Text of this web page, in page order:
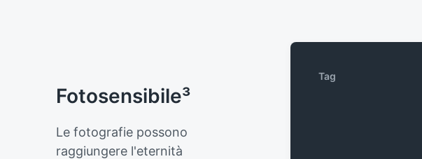
Fotosensibile³
Le fotografie possono
raggiungere l'eternità
Tag